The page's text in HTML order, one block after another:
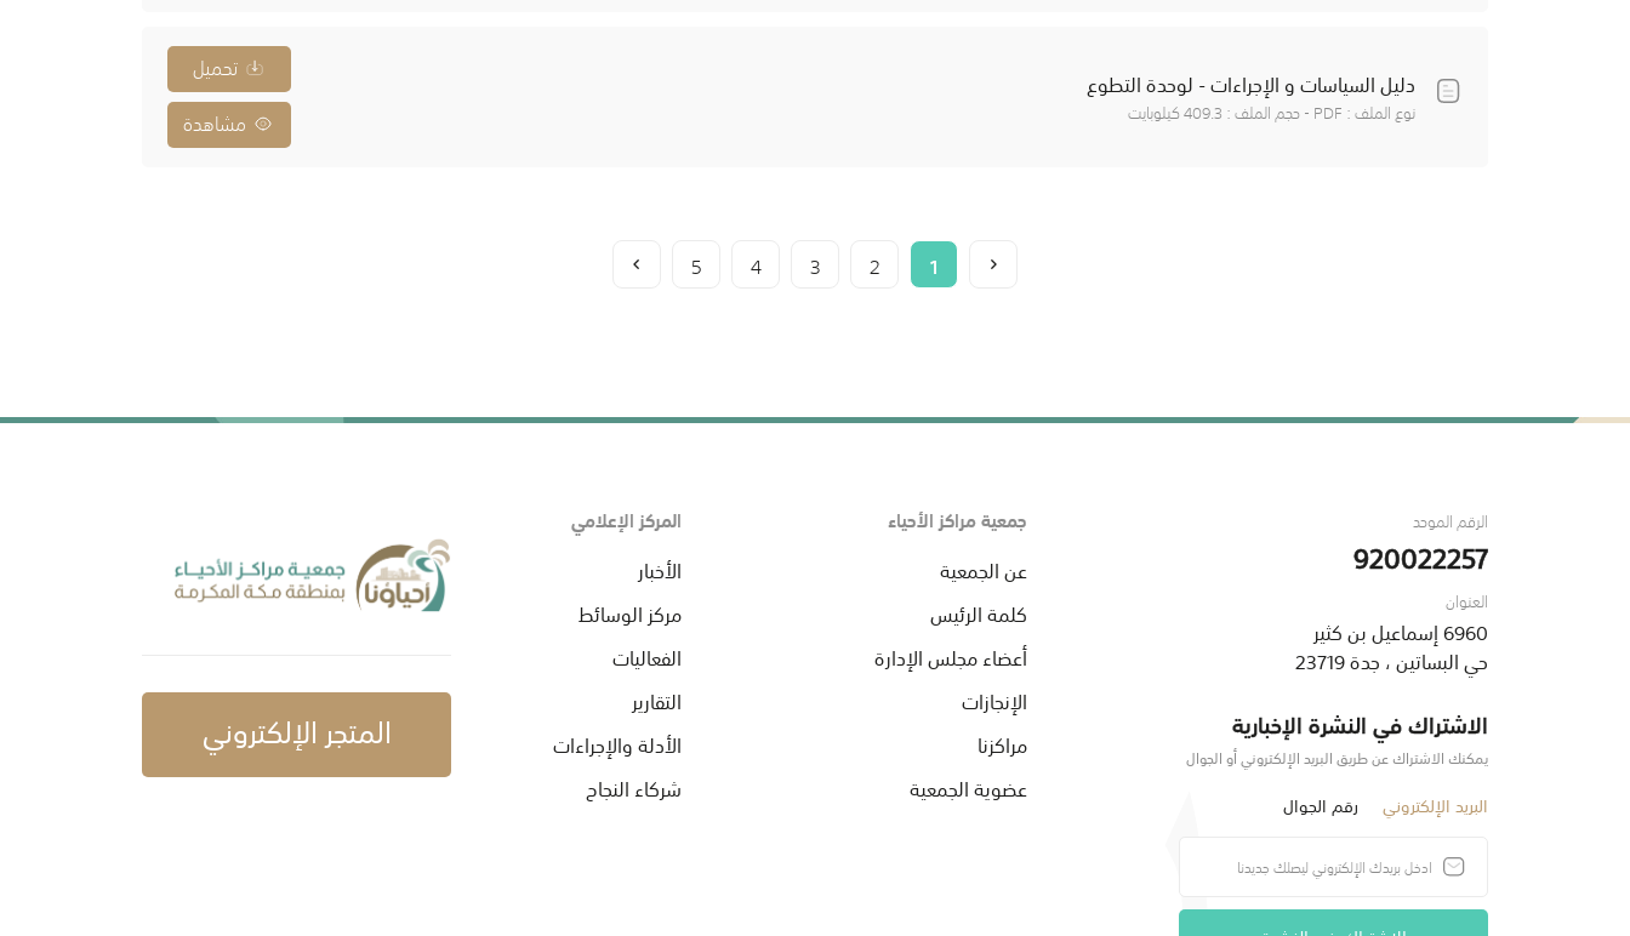
دليل السياسات و الإجراءات - لوحدة التطوع
نوع الملف : PDF - حجم الملف : 409.3 كيلوبايت
تحميل
مشاهدة
1
2
3
4
5
الرقم الموحد
920022257
العنوان
6960 إسماعيل بن كثير
حي البساتين ، جدة 23719
الاشتراك في النشرة الإخبارية
يمكنك الاشتراك عن طريق البريد الإلكتروني أو الجوال
البريد الإلكتروني رقم الجوال
جمعية مراكز الأحياء
عن الجمعية
كلمة الرئيس
أعضاء مجلس الإدارة
الإنجازات
مراكزنا
عضوية الجمعية
المركز الإعلامي
الأخبار
مركز الوسائط
الفعاليات
التقارير
الأدلة والإجراءات
شركاء النجاح
المتجر الإلكتروني